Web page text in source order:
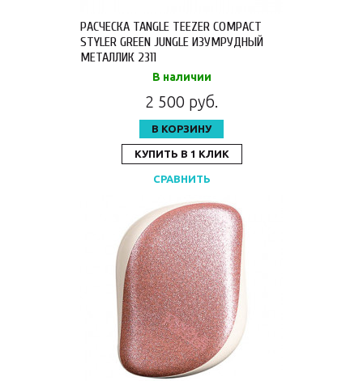
РАСЧЕСКА TANGLE TEEZER COMPACT
STYLER GREEN JUNGLE ИЗУМРУДНЫЙ
МЕТАЛЛИК 2311
В наличии
2 500 руб.
В КОРЗИНУ
КУПИТЬ В 1 КЛИК
СРАВНИТЬ